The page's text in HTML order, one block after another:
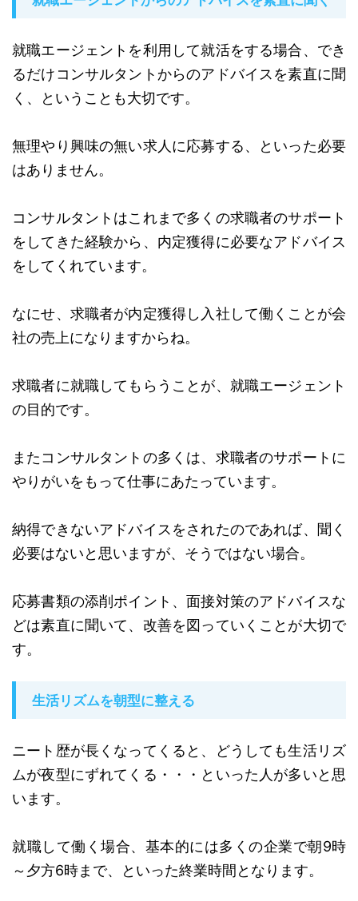
就職エージェントを利用して就活をする場合、でき
るだけコンサルタントからのアドバイスを素直に聞
く、ということも大切です。
無理やり興味の無い求人に応募する、といった必要
はありません。
コンサルタントはこれまで多くの求職者のサポート
をしてきた経験から、内定獲得に必要なアドバイス
をしてくれています。
なにせ、求職者が内定獲得し入社して働くことが会
社の売上になりますからね。
求職者に就職してもらうことが、就職エージェント
の目的です。
またコンサルタントの多くは、求職者のサポートに
やりがいをもって仕事にあたっています。
納得できないアドバイスをされたのであれば、聞く
必要はないと思いますが、そうではない場合。
応募書類の添削ポイント、面接対策のアドバイスな
どは素直に聞いて、改善を図っていくことが大切で
す。
生活リズムを朝型に整える
ニート歴が長くなってくると、どうしても生活リズ
ムが夜型にずれてくる・・・といった人が多いと思
います。
就職して働く場合、基本的には多くの企業で朝9時
～夕方6時まで、といった終業時間となります。